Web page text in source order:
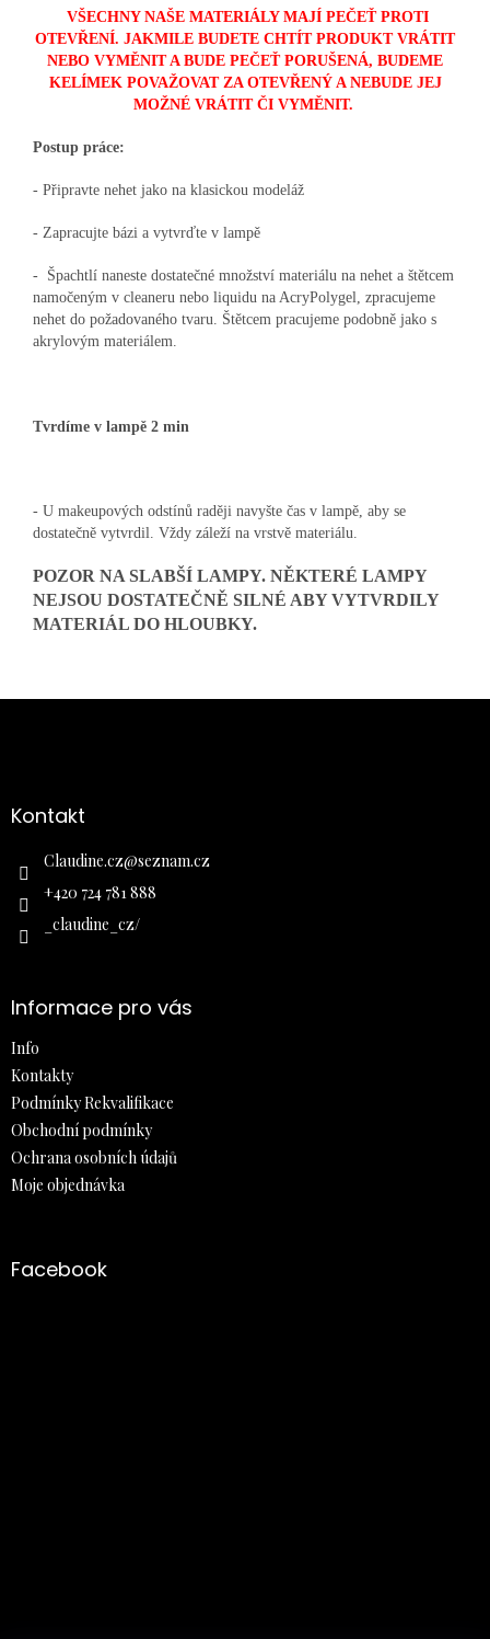
VŠECHNY NAŠE MATERIÁLY MAJÍ PEČEŤ PROTI
OTEVŘENÍ. JAKMILE BUDETE CHTÍT PRODUKT VRÁTIT
NEBO VYMĚNIT A BUDE PEČEŤ PORUŠENÁ, BUDEME
KELÍMEK POVAŽOVAT ZA OTEVŘENÝ A NEBUDE JEJ
MOŽNÉ VRÁTIT ČI VYMĚNIT.
Postup práce:
- Připravte nehet jako na klasickou modeláž
- Zapracujte bázi a vytvrďte v lampě
- Špachtlí naneste dostatečné množství materiálu na nehet a štětcem
namočeným v cleaneru nebo liquidu na AcryPolygel, zpracujeme
nehet do požadovaného tvaru. Štětcem pracujeme podobně jako s
akrylovým materiálem.
Tvrdíme v lampě 2 min
- U makeupových odstínů raději navyšte čas v lampě, aby se
dostatečně vytvrdil. Vždy záleží na vrstvě materiálu.
POZOR NA SLABŠÍ LAMPY. NĚKTERÉ LAMPY
NEJSOU DOSTATEČNĚ SILNÉ ABY VYTVRDILY
MATERIÁL DO HLOUBKY.
aKontakt
Claudine.cz@seznam.cz
+420 724 781 888
_claudine_cz/
Informace pro vás
Info
Kontakty
Podmínky Rekvalifikace
Obchodní podmínky
Ochrana osobních údajů
Moje objednávka
Facebook